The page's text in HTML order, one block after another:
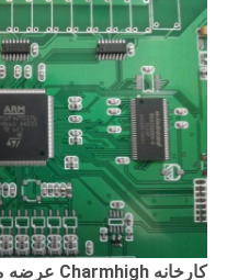
کارخانه Charmhigh عرضه مستقیم: